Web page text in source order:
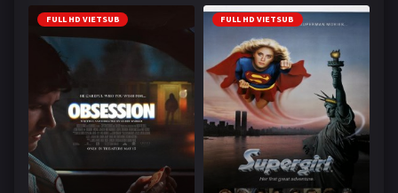
FULL HD VIETSUB FULL HD VIETSUB